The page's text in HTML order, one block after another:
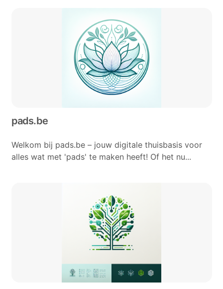
pads.be
Welkom bij pads.be – jouw digitale thuisbasis voor
alles wat met 'pads' te maken heeft! Of het nu...